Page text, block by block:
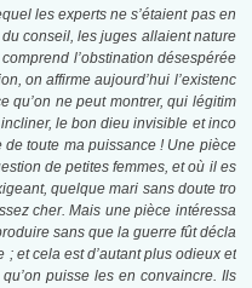
les experts ne s’étaient pas en
conseil, les juges allaient nature
l’obstination désespérée
on affirme aujourd’hui l’existenc
qu’on ne peut montrer, qui légitim
le bon dieu invisible et inco
toute ma puissance ! Une pièce
de petites femmes, et où il es
quelque mari sans doute tro
cher. Mais une pièce intéressa
sans que la guerre fût décla
; et cela est d’autant plus odieux et
puisse les en convaincre. Ils